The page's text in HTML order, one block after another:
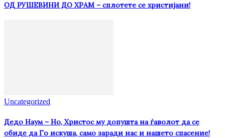
ОД РУШЕВИНИ ДО ХРАМ – сплотете се христијани!
Uncategorized
Дедо Наум – Но, Христос му допушта на ѓаволот да се
обиде да Го искуша, само заради нас и нашето спасение!